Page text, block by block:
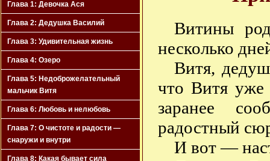
Глава 1: Девочка Ася
Глава 2: Дедушка Василий
Глава 3: Удивительная жизнь
Глава 4: Озеро
Глава 5: Недоброжелательный
мальчик Витя
Глава 6: Любовь и нелюбовь
Глава 7: О чистоте и радости —
снаружи и внутри
Глава 8: Какая бывает сила
Витины
несколько
Витя,
что Витя уже
заранее
радостный
И вот —